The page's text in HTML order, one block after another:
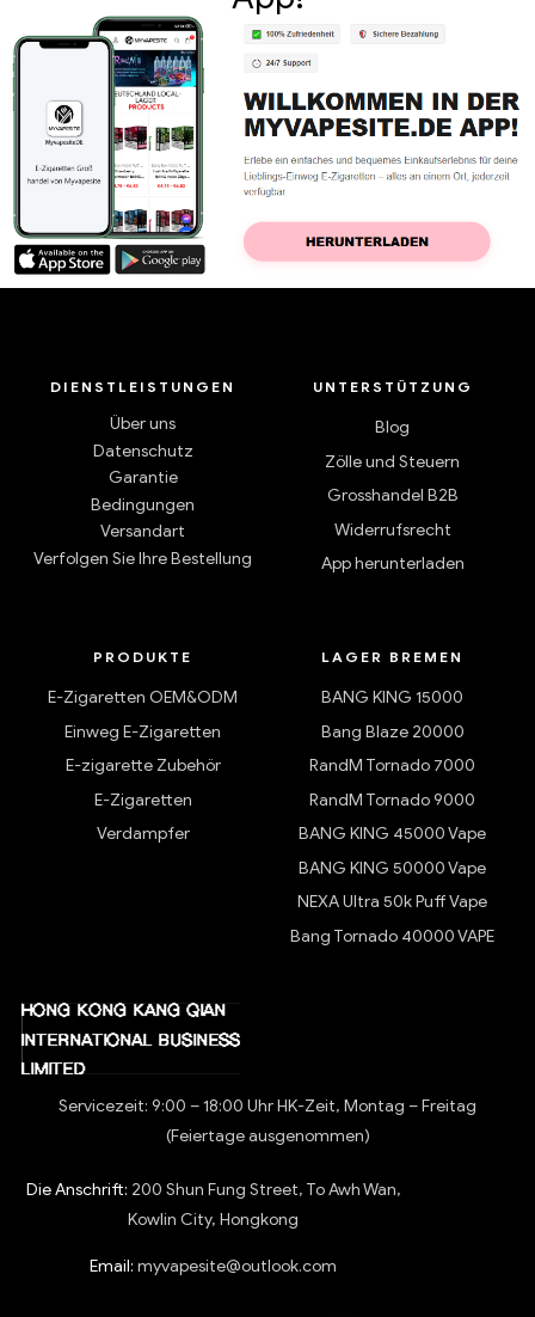
DIENSTLEISTUNGEN
Über uns
Datenschutz
Garantie
Bedingungen
Versandart
Verfolgen Sie Ihre Bestellung
UNTERSTÜTZUNG
Blog
Zölle und Steuern
Grosshandel B2B
Widerrufsrecht
App herunterladen
PRODUKTE
E-Zigaretten OEM&ODM
Einweg E-Zigaretten
E-zigarette Zubehör
E-Zigaretten
Verdampfer
LAGER BREMEN
BANG KING 15000
Bang Blaze 20000
RandM Tornado 7000
RandM Tornado 9000
BANG KING 45000 Vape
BANG KING 50000 Vape
NEXA Ultra 50k Puff Vape
Bang Tornado 40000 VAPE
Servicezeit: 9:00 – 18:00 Uhr HK-Zeit, Montag – Freitag
(Feiertage ausgenommen)
Die Anschrift: 200 Shun Fung Street, To Awh Wan,
Kowlin City, Hongkong
Email: myvapesite@outlook.com